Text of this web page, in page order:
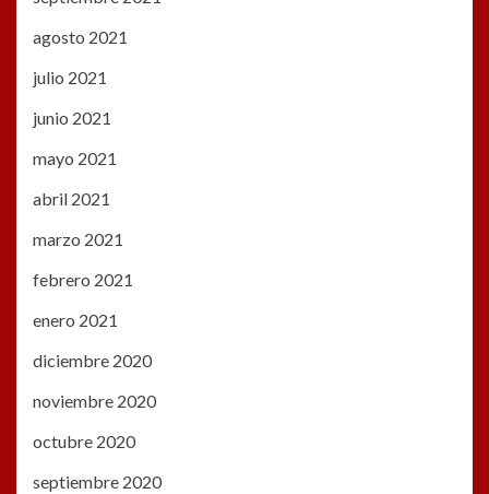
agosto 2021
julio 2021
junio 2021
mayo 2021
abril 2021
marzo 2021
febrero 2021
enero 2021
diciembre 2020
noviembre 2020
octubre 2020
septiembre 2020